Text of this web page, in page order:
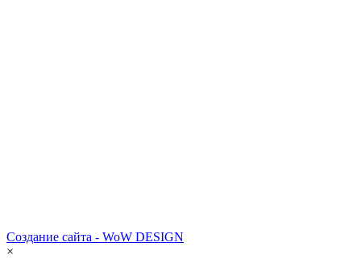
Создание сайта - WoW DESIGN
×